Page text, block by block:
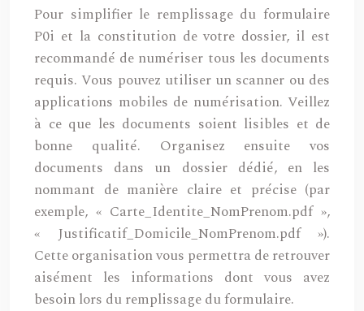
Pour simplifier le remplissage du formulaire
P0i et la constitution de votre dossier, il est
recommandé de numériser tous les documents
requis. Vous pouvez utiliser un scanner ou des
applications mobiles de numérisation. Veillez
à ce que les documents soient lisibles et de
bonne qualité. Organisez ensuite vos
documents dans un dossier dédié, en les
nommant de manière claire et précise (par
exemple, « Carte_Identite_NomPrenom.pdf »,
« Justificatif_Domicile_NomPrenom.pdf »).
Cette organisation vous permettra de retrouver
aisément les informations dont vous avez
besoin lors du remplissage du formulaire.